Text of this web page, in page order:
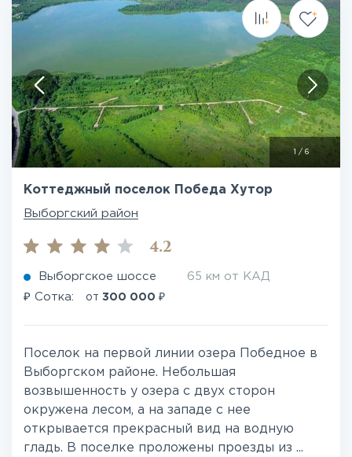
/ 6
Коттеджный поселок Победа Хутор
Выборгский район
4.2
Выборгское шоссе 65 км от КАД
₽ Сотка: от 300 000 ₽
Поселок на первой линии озера Победное в
Выборгском районе. Небольшая
возвышенность у озера с двух сторон
окружена лесом, а на западе с нее
открывается прекрасный вид на водную
гладь. В поселке проложены проезды из ...